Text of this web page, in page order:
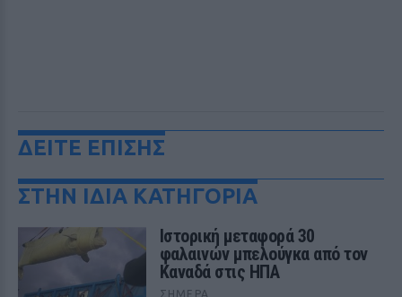
ΔΕΙΤΕ ΕΠΙΣΗΣ
ΣΤΗΝ ΙΔΙΑ ΚΑΤΗΓΟΡΙΑ
Ιστορική μεταφορά 30
φαλαινών μπελούγκα από τον
Καναδά στις ΗΠΑ
ΣΉΜΕΡΑ